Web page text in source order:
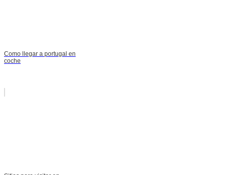
Como llegar a portugal en
coche